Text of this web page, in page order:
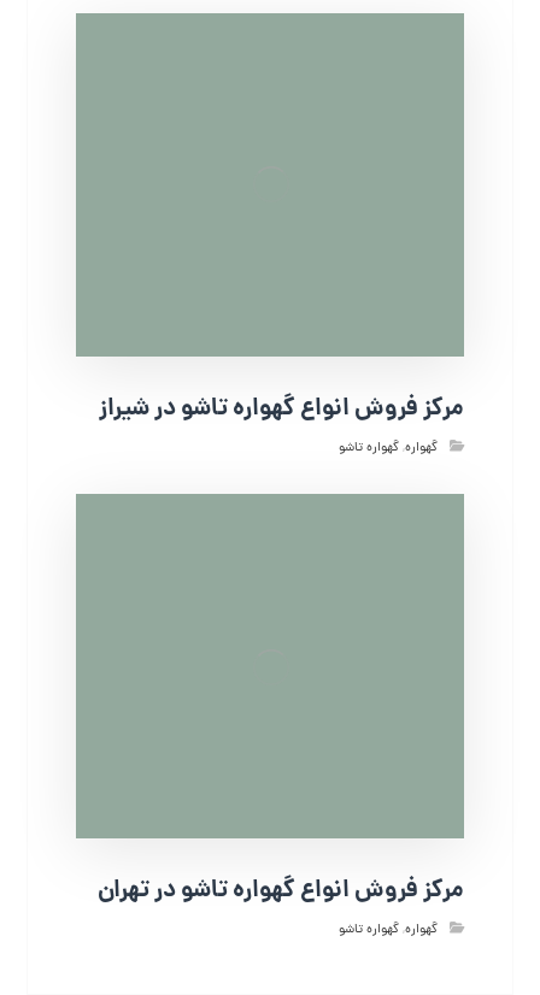
مرکز فروش انواع گهواره تاشو در شیراز
گهواره,گهواره تاشو
مرکز فروش انواع گهواره تاشو در تهران
گهواره,گهواره تاشو